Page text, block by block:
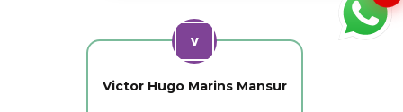
Victor Hugo Marins Mansur